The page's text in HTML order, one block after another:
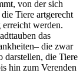
von der sich
Tiere artgerecht
erreicht werden.
das
die zwar
darstellen, die Tiere
hin zum Verenden